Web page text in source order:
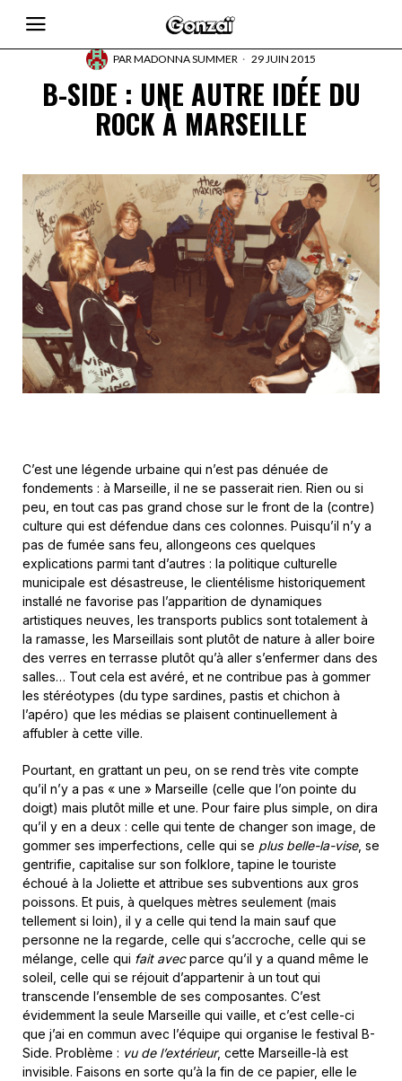
PARMADONNA SUMMER 29 JUIN 2015
B-SIDE : UNE AUTRE IDÉE DU
ROCK À MARSEILLE
C’est une légende urbaine qui n’est pas dénuée de
fondements : à Marseille, il ne se passerait rien. Rien ou si
peu, en tout cas pas grand chose sur le front de la (contre)
culture qui est défendue dans ces colonnes. Puisqu’il n’y a
pas de fumée sans feu, allongeons ces quelques
explications parmi tant d’autres : la politique culturelle
municipale est désastreuse, le clientélisme historiquement
installé ne favorise pas l’apparition de dynamiques
artistiques neuves, les transports publics sont totalement à
la ramasse, les Marseillais sont plutôt de nature à aller boire
des verres en terrasse plutôt qu’à aller s’enfermer dans des
salles… Tout cela est avéré, et ne contribue pas à gommer
les stéréotypes (du type sardines, pastis et chichon à
l’apéro) que les médias se plaisent continuellement à
affubler à cette ville.
Pourtant, en grattant un peu, on se rend très vite compte
qu’il n’y a pas « une » Marseille (celle que l’on pointe du
doigt) mais plutôt mille et une. Pour faire plus simple, on dira
qu’il y en a deux : celle qui tente de changer son image, de
gommer ses imperfections, celle qui se plus belle-la-vise, se
gentrifie, capitalise sur son folklore, tapine le touriste
échoué à la Joliette et attribue ses subventions aux gros
poissons. Et puis, à quelques mètres seulement (mais
tellement si loin), il y a celle qui tend la main sauf que
personne ne la regarde, celle qui s’accroche, celle qui se
mélange, celle qui fait avecparce qu’il y a quand même le
soleil, celle qui se réjouit d’appartenir à un tout qui
transcende l’ensemble de ses composantes. C’est
évidemment la seule Marseille qui vaille, et c’est celle-ci
que j’ai en commun avec l’équipe qui organise le festival B-
Side. Problème : vu de l’extérieur, cette Marseille-là est
invisible. Faisons en sorte qu’à la fin de ce papier, elle le